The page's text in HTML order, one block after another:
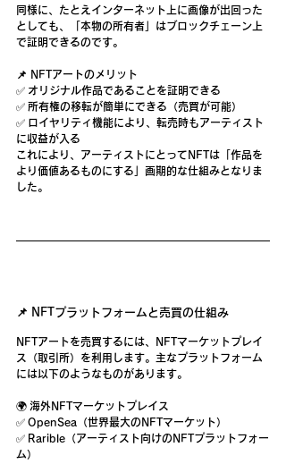
同様に、たとえインターネット上に画像が出回った
としても、
「本物の所有者」はブロックチェーン上
で証明できるのです。
📌 NFTアートのメリット
✅ オリジナル作品であることを証明できる
✅ 所有権の移転が簡単にできる（売買が可能）
✅ ロイヤリティ機能により、転売時もアーティスト
に収益が入る
これにより、アーティストにとってNFTは「作品を
より価値あるものにする」画期的な仕組みとなりま
した。
📌 NFTプラットフォームと売買の仕組み
NFTアートを売買するには、NFTマーケットプレイ
ス（取引所）を利用します。主なプラットフォーム
には以下のようなものがあります。
🌍 海外NFTマーケットプレイス
✅ OpenSea （世界最大のNFTマーケット）
✅ Rarible （アーティスト向けのNFTプラットフォー
ム）